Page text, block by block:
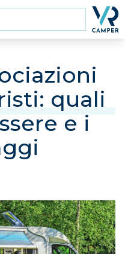
quali
e i